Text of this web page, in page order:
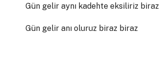
Gün gelir aynı kadehte eksiliriz biraz
Gün gelir anı oluruz biraz biraz